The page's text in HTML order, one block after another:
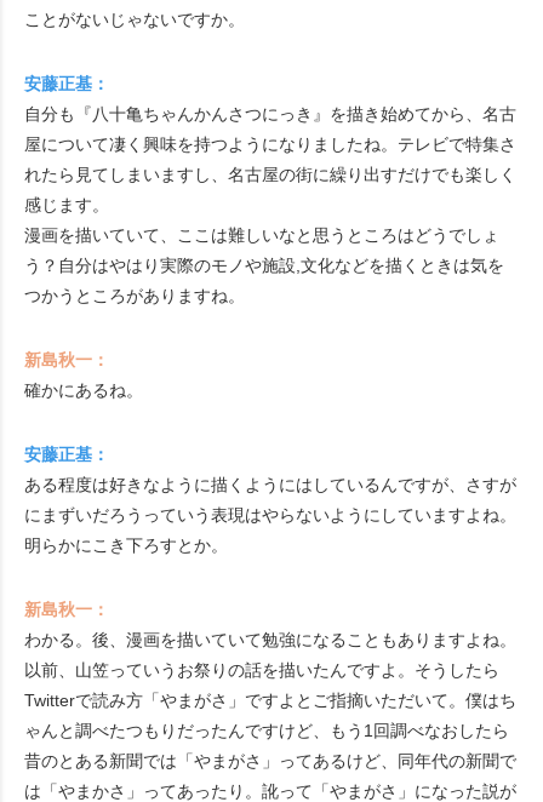
ことがないじゃないですか。
安藤正基：
自分も『八十亀ちゃんかんさつにっき』を描き始めてから、名古
屋について凄く興味を持つようになりましたね。テレビで特集さ
れたら見てしまいますし、名古屋の街に繰り出すだけでも楽しく
感じます。
漫画を描いていて、ここは難しいなと思うところはどうでしょ
う？自分はやはり実際のモノや施設,文化などを描くときは気を
つかうところがありますね。
新島秋一：
確かにあるね。
安藤正基：
ある程度は好きなように描くようにはしているんですが、さすが
にまずいだろうっていう表現はやらないようにしていますよね。
明らかにこき下ろすとか。
新島秋一：
わかる。後、漫画を描いていて勉強になることもありますよね。
以前、山笠っていうお祭りの話を描いたんですよ。そうしたら
Twitterで読み方「やまがさ」ですよとご指摘いただいて。僕はち
ゃんと調べたつもりだったんですけど、もう1回調べなおしたら
昔のとある新聞では「やまがさ」ってあるけど、同年代の新聞で
は「やまかさ」ってあったり。訛って「やまがさ」になった説が